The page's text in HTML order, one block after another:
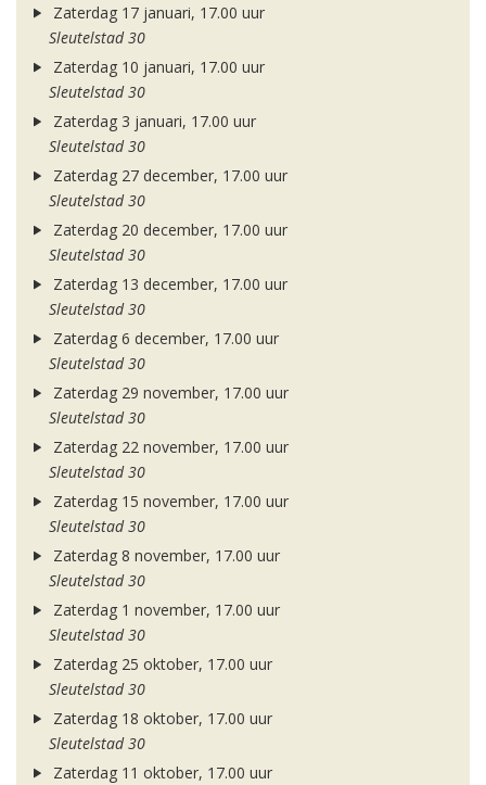
Zaterdag 17 januari, 17.00 uur
Sleutelstad 30
Zaterdag 10 januari, 17.00 uur
Sleutelstad 30
Zaterdag 3 januari, 17.00 uur
Sleutelstad 30
Zaterdag 27 december, 17.00 uur
Sleutelstad 30
Zaterdag 20 december, 17.00 uur
Sleutelstad 30
Zaterdag 13 december, 17.00 uur
Sleutelstad 30
Zaterdag 6 december, 17.00 uur
Sleutelstad 30
Zaterdag 29 november, 17.00 uur
Sleutelstad 30
Zaterdag 22 november, 17.00 uur
Sleutelstad 30
Zaterdag 15 november, 17.00 uur
Sleutelstad 30
Zaterdag 8 november, 17.00 uur
Sleutelstad 30
Zaterdag 1 november, 17.00 uur
Sleutelstad 30
Zaterdag 25 oktober, 17.00 uur
Sleutelstad 30
Zaterdag 18 oktober, 17.00 uur
Sleutelstad 30
Zaterdag 11 oktober, 17.00 uur